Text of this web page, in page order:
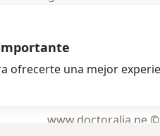
se abre en una
se abre en
www.doctoralia.pe ©
ofrecerte una mejor